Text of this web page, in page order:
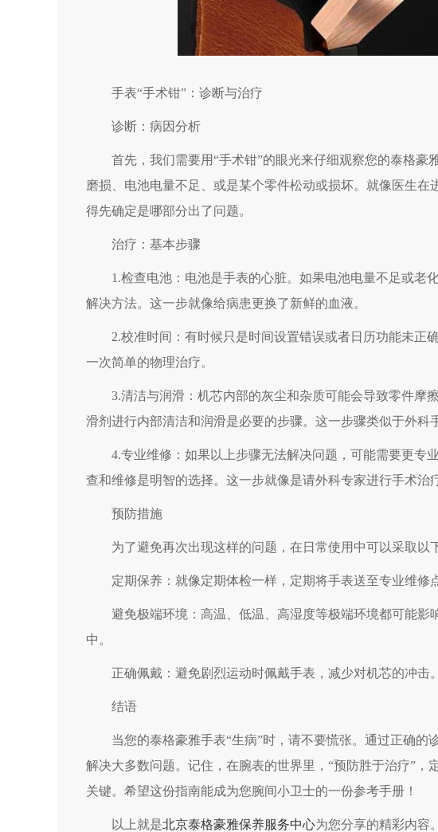
手表“手术钳”：诊断与治疗
诊断：病因分析
首先，我们需要用“手术钳”的眼光来仔细观察您的泰格豪
磨损、电池电量不足、或是某个零件松动或损坏。就像医生
得先确定是哪部分出了问题。
治疗：基本步骤
1.检查电池：电池是手表的心脏。如果电池电量不足或老
解决方法。这一步就像给病患更换了新鲜的血液。
2.校准时间：有时候只是时间设置错误或者日历功能未正
一次简单的物理治疗。
3.清洁与润滑：机芯内部的灰尘和杂质可能会导致零件摩
滑剂进行内部清洁和润滑是必要的步骤。这一步骤类似于外科
4.专业维修：如果以上步骤无法解决问题，可能需要更专
查和维修是明智的选择。这一步就像是请外科专家进行手术治
预防措施
为了避免再次出现这样的问题，在日常使用中可以采取以
定期保养：就像定期体检一样，定期将手表送至专业维修
避免极端环境：高温、低温、高湿度等极端环境都可能影
中。
正确佩戴：避免剧烈运动时佩戴手表，减少对机芯的冲击。
结语
当您的泰格豪雅手表“生病”时，请不要慌张。通过正确的
解决大多数问题。记住，在腕表的世界里，“预防胜于治疗”，
关键。希望这份指南能成为您腕间小卫士的一份参考手册！
以上就是北京泰格豪雅保养服务中心为您分享的精彩内容